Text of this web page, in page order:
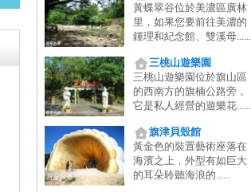
黃蝶翠谷位於美濃區廣林
里，如果您要前往美濃的
鍾理和紀念館、雙溪母......
三桃山遊樂園
三桃山遊樂園位於旗山區
的西南方的旗楠公路旁，
它是私人經營的遊樂花......
旗津貝殼館
黃金色的裝置藝術座落在
海濱之上，外型有如巨大
的耳朵聆聽海浪的......